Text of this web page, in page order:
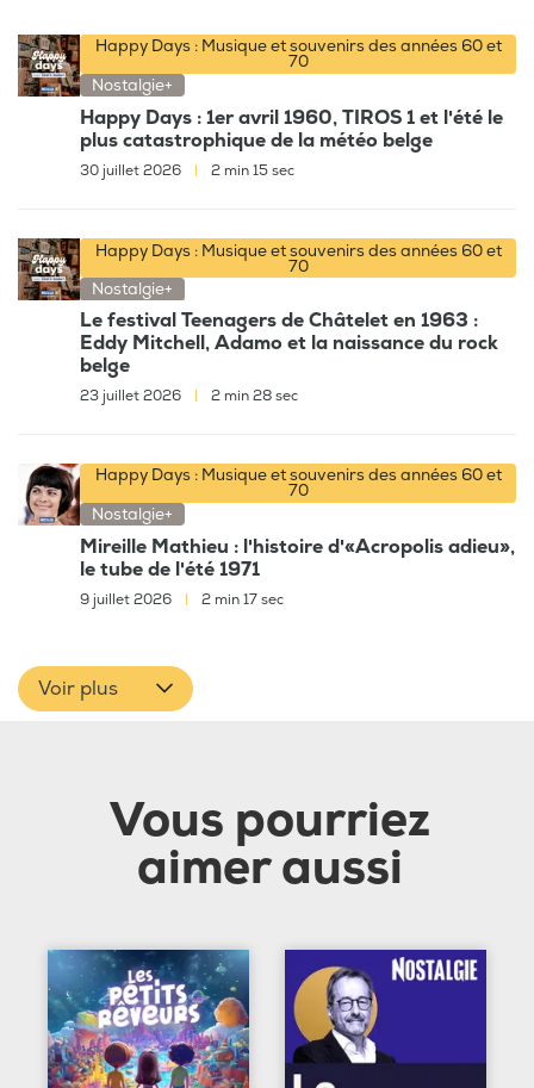
Happy Days : Musique et souvenirs des années 60 et
70
Nostalgie+
Happy Days : 1er avril 1960, TIROS 1 et l'été le
plus catastrophique de la météo belge
30 juillet 2026 2 min 15 sec
Happy Days : Musique et souvenirs des années 60 et
70
Nostalgie+
Le festival Teenagers de Châtelet en 1963 :
Eddy Mitchell, Adamo et la naissance du rock
belge
23 juillet 2026 2 min 28 sec
Happy Days : Musique et souvenirs des années 60 et
70
Nostalgie+
Mireille Mathieu : l'histoire d'«Acropolis adieu»,
le tube de l'été 1971
9 juillet 2026 2 min 17 sec
Voir plus
Vous pourriez
aimer aussi